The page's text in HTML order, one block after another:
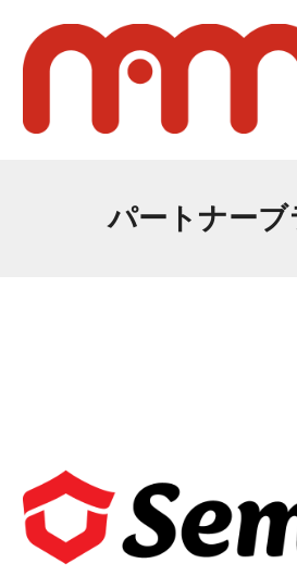
パートナーブ